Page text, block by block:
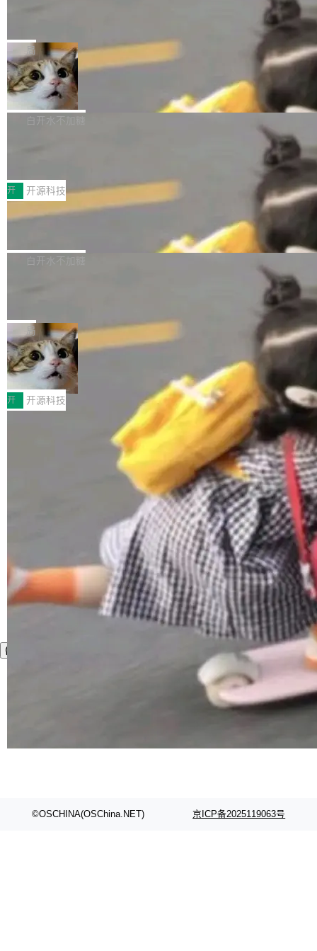
张CT影像上完成像素级精细分割，让系统"...
新功能 macOS：在 Connect/Share 按钮中添加
通过 AirDop 共享书籍的功能 Content server：
支持可向服务器后端添加新端点的插件 Edit boo
k：Compress images：添加将 GIF 图像转换为
JPEG/WebP 的选项 ToC Editor：添加一个按
ube 视频，标题是"SwiftUI 七年后：一个平庸的
故事"。视频核心观点很简单：SwiftUI 发布七年
了，仍然像一个永久公测版。 Manshin 从数据
流、布局系统、API 稳定性、性能、跨平台五个
维度逐一批判了 SwiftUI。最让人印象深刻的一
一，界面错位。他说这个问题"两年前就发现了，
至今没变"。 数据流方面，Manshin 指出 SwiftU
I 的属性包装器演进史...
局
DBeaver 26.1.4 发布
DBeaver 是一个免费开源的通用数据库工具，适
用于开发人员和数据库管理员。DBeaver 26.1.4
AI 聊天功能（添加了一些快捷键）</span></li>
<li><span style="color:#000000">新增了始终
在新 SQL 控制台中打开 AI 生成的脚本的功能</
span></li> <li><span style="color:#000000...
白开水不加糖
2026卫星活动——第二届多语种对话语音语言模
型挑战赛 （Multilingual Conversational Speec
h Language Model Challenge，MLC-SLM）T
ask 1赛道中，传音TEX AI中心语音算法团队以
自主研发的说话人归属多语种自动语音识别系统
化系统等关键方向的系统性技术实力。 本届赛事
聚焦多语言对话语音模型面临的关键技术挑战，
共吸引来自全球工业界与学术界的1...
开 开源科技
Qwen3.8-Max 发布，下周开源 Qwen3.
千问大模型宣布正式推出 Qwen 家族迄今最强大
的模型 Qwen3.8-Max，也是其首个 Max 规模
5 的架构基础构建，参数规模扩展至 2.4 万亿，
激活参数95B，支持100万上下文Tokens，在编
程、办公、科研以及长周期任务等方面实现了全
面提升。它不仅能应对更具挑战性的问题，还能
更可靠地端到端完成复杂任务，输出值得信赖的
成果。 全球开发者都可通过千问 AI 平台获得 Q
wen3.8 的 API 服务：国内每百万 Tok...
白开水不加糖
态生成模型，能生成带原生立体声的 2K 视频。
没有发布会，没有预告，直接扔了篇文章出来，
权重已经上传至 Hugging Face。 去年国内的视
频生成模型还在追 Runway 和 Pika 的参数，今
天 MiniMax H3 从架构到许可都摆上台面了。一
个模型，三个模块，两个开源。 H3 由三个模块
组成：H3-Context-IR 负责多模态指令理解和编
排（闭源，提供 API）；H3-Base 是核心生成模
型，33B 参数，负责 768p 音视频生成（开
源）；H3-Regenerate-2K 负责 in-context 重新
局
DeepSeek-V4-Flash正式版API上线超
算互联网
近日，DeepSeek-V4-Flash 正式版 API 开启公
开测试。国家超算互联网正式上线 DeepSeek-V
4-Flash 正式版（DeepSeek-V4-Flash-0731）
模型 API 调用服务和模型文件。 DeepSeek-V4-
Flash-0731 经过大量后训练工作，智能体能力
大幅增强，指令遵循能力大幅增强。在多项基准
测试中，DeepSeek-V4-Flash 正式版性能可与
当前最强的闭源模型相媲美。 超算互联网现面向
企业和开发者提供 DeepSeek-V4-Flash-0731
模型 API 调用服务，用户无需繁琐环境配置，一
键接入即可快速调用，为各行业用户提供高性
能、安...
开 开源科技
加载更多
©OSCHINA(OSChina.NET) 京ICP备2025119063号